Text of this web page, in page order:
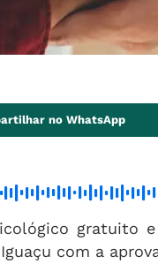
no WhatsApp
gratuito
com a